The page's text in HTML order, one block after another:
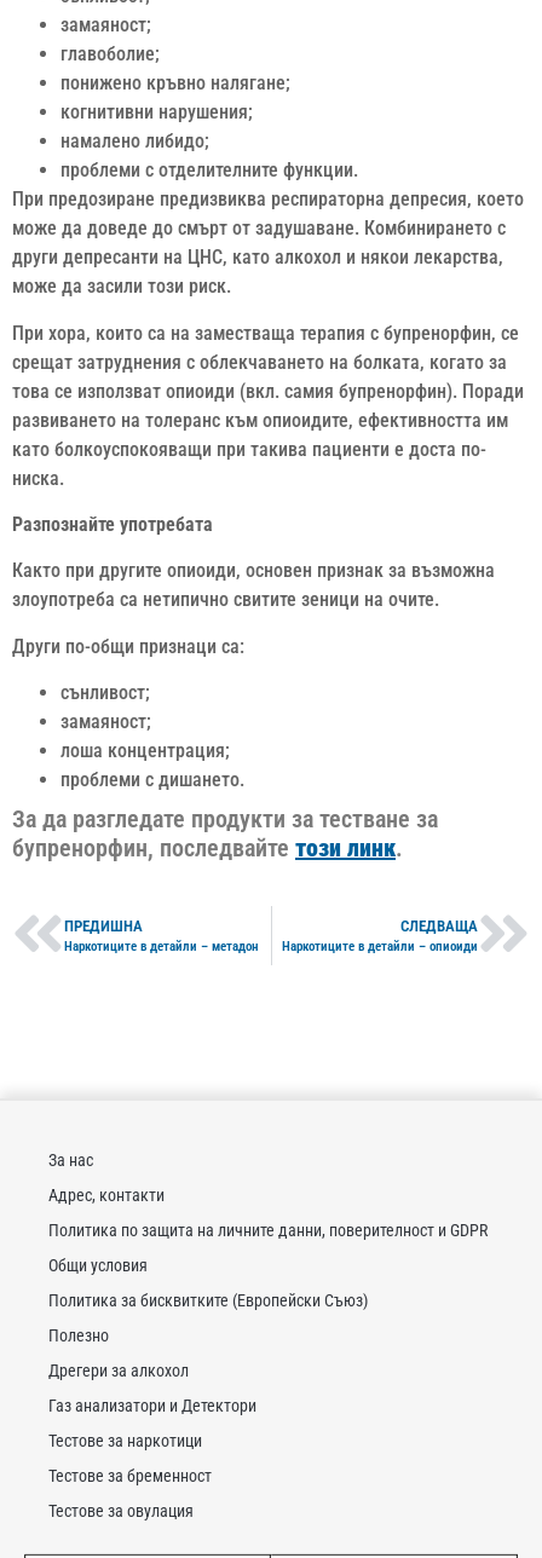
замаяност;
главоболие;
понижено кръвно налягане;
когнитивни нарушения;
намалено либидо;
проблеми с отделителните функции.
При предозиране предизвиква респираторна депресия, което
може да доведе до смърт от задушаване. Комбинирането с
други депресанти на ЦНС, като алкохол и някои лекарства,
може да засили този риск.
При хора, които са на заместваща терапия с бупренорфин, се
срещат затруднения с облекчаването на болката, когато за
това се използват опиоиди (вкл. самия бупренорфин). Поради
развиването на толеранс към опиоидите, ефективността им
като болкоуспокояващи при такива пациенти е доста по-
ниска.
Разпознайте употребата
Както при другите опиоиди, основен признак за възможна
злоупотреба са нетипично свитите зеници на очите.
Други по-общи признаци са:
сънливост;
замаяност;
лоша концентрация;
проблеми с дишането.
За да разгледате продукти за тестване за
бупренорфин, последвайте този линк.
ПРЕДИШНА
Наркотиците в детайли – метадон
СЛЕДВАЩА
Наркотиците в детайли – опиоиди
За нас
Адрес, контакти
Политика по защита на личните данни, поверителност и GDPR
Общи условия
Политика за бисквитките (Европейски Съюз)
Полезно
Дрегери за алкохол
Газ анализатори и Детектори
Тестове за наркотици
Тестове за бременност
Тестове за овулация